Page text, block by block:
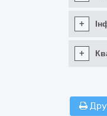
+
+